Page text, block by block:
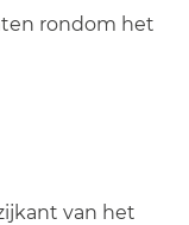
rondom het
van het